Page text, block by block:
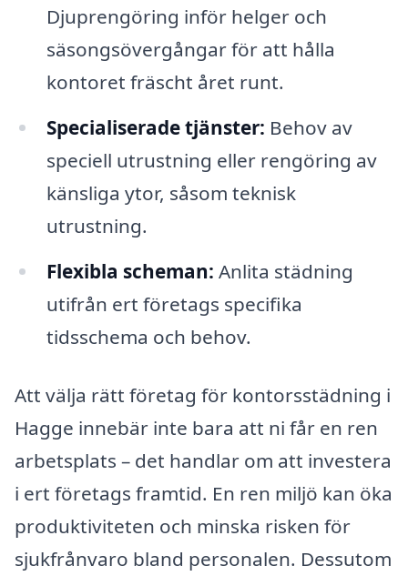
Djuprengöring inför helger och
säsongsövergångar för att hålla
kontoret fräscht året runt.
Specialiserade tjänster: Behov av
speciell utrustning eller rengöring av
känsliga ytor, såsom teknisk
utrustning.
Flexibla scheman: Anlita städning
utifrån ert företags specifika
tidsschema och behov.
Att välja rätt företag för kontorsstädning i
Hagge innebär inte bara att ni får en ren
arbetsplats – det handlar om att investera
i ert företags framtid. En ren miljö kan öka
produktiviteten och minska risken för
sjukfrånvaro bland personalen. Dessutom